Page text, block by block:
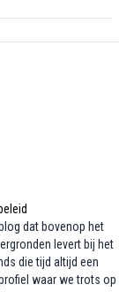
dat bovenop het
levert bij het
die tijd altijd een
waar we trots op